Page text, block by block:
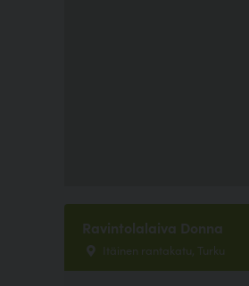
Ravintolalaiva Donna
Itäinen rantakatu, Turku